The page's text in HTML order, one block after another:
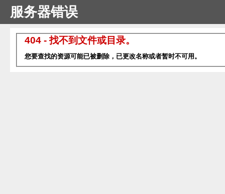
服务器错误
404 - 找不到文件或目录。
您要查找的资源可能已被删除，已更改名称或者暂时不可用。